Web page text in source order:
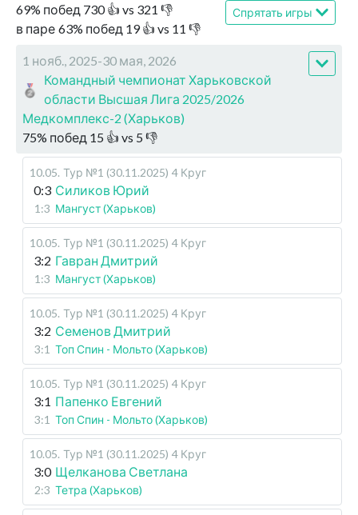
69% побед 730👍 vs 321 👎
в паре 63% побед 19👍 vs 11 👎
Спрятать игры
1 нояб., 2025-30 мая, 2026
Командный чемпионат Харьковской
области Высшая Лига 2025/2026
Медкомплекс-2 (Харьков)
75% побед 15 👍 vs 5 👎
10.05. Тур №1 (30.11.2025) 4 Круг
0:3 Силиков Юрий
1:3 Мангуст (Харьков)
10.05. Тур №1 (30.11.2025) 4 Круг
3:2 Гавран Дмитрий
1:3 Мангуст (Харьков)
10.05. Тур №1 (30.11.2025) 4 Круг
3:2 Семенов Дмитрий
3:1 Топ Спин - Мольто (Харьков)
10.05. Тур №1 (30.11.2025) 4 Круг
3:1 Папенко Евгений
3:1 Топ Спин - Мольто (Харьков)
10.05. Тур №1 (30.11.2025) 4 Круг
3:0 Щелканова Светлана
2:3 Тетра (Харьков)